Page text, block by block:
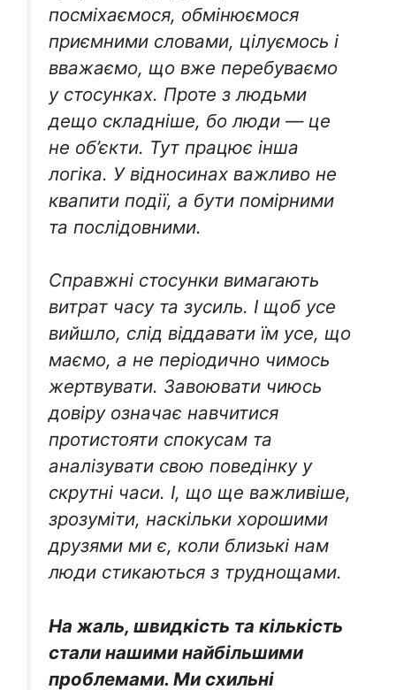
посміхаємося, обмінюємося
приємними словами, цілуємось і
вважаємо, що вже перебуваємо
у стосунках. Проте з людьми
дещо складніше, бо люди — це
не об’єкти. Тут працює інша
логіка. У відносинах важливо не
квапити події, а бути помірними
та послідовними.
Справжні стосунки вимагають
витрат часу та зусиль. І щоб усе
вийшло, слід віддавати їм усе, що
маємо, а не періодично чимось
жертвувати. Завоювати чиюсь
довіру означає навчитися
протистояти спокусам та
аналізувати свою поведінку у
скрутні часи. І, що ще важливіше,
зрозуміти, наскільки хорошими
друзями ми є, коли близькі нам
люди стикаються з труднощами.
На жаль, швидкість та кількість
стали нашими найбільшими
проблемами. Ми схильні